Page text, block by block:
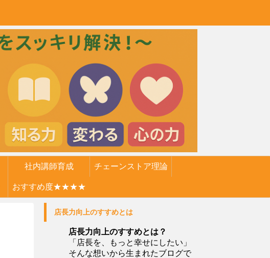
社内講師育成 チェーンストア理論
おすすめ度★★★★
店長力向上のすすめとは
店長力向上のすすめとは？
「店長を、もっと幸せにしたい」
そんな想いから生まれたブログで